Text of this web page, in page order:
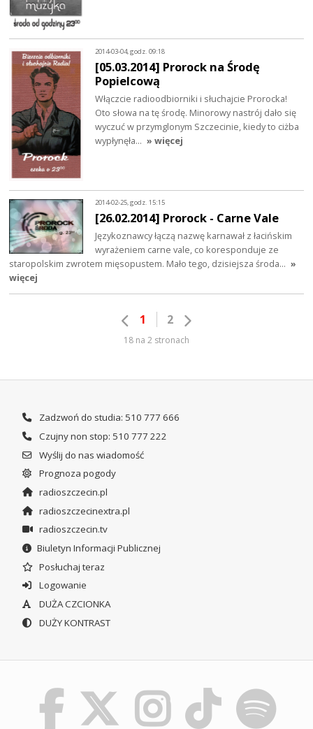
2014-03-04, godz. 09:18
[05.03.2014] Prorock na Środę
Popielcową
Włączcie radioodbiorniki i słuchajcie Prorocka!
Oto słowa na tę środę. Minorowy nastrój dało się
wyczuć w przymglonym Szczecinie, kiedy to ciżba
wypłynęła… » więcej
2014-02-25, godz. 15:15
[26.02.2014] Prorock - Carne Vale
Językoznawcy łączą nazwę karnawał z łacińskim
wyrażeniem carne vale, co koresponduje ze
staropolskim zwrotem mięsopustem. Mało tego, dzisiejsza środa… »
więcej
1 2
18 na 2 stronach
Zadzwoń do studia: 510 777 666
Czujny non stop: 510 777 222
Wyślij do nas wiadomość
Prognoza pogody
radioszczecin.pl
radioszczecinextra.pl
radioszczecin.tv
Biuletyn Informacji Publicznej
Posłuchaj teraz
Logowanie
DUŻA CZCIONKA
DUŻY KONTRAST